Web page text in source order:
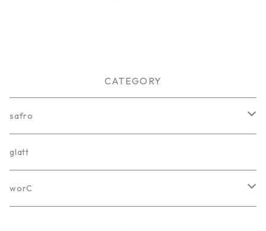
CATEGORY
safro
ホワイトボード
カラーボード
glatt
worC